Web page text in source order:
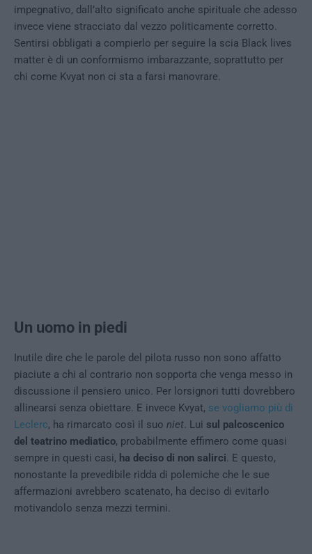
impegnativo, dall’alto significato anche spirituale che adesso
invece viene stracciato dal vezzo politicamente corretto.
Sentirsi obbligati a compierlo per seguire la scia Black lives
matter è di un conformismo imbarazzante, soprattutto per
chi come Kvyat non ci sta a farsi manovrare.
Un uomo in piedi
Inutile dire che le parole del pilota russo non sono affatto
piaciute a chi al contrario non sopporta che venga messo in
discussione il pensiero unico. Per lorsignori tutti dovrebbero
allinearsi senza obiettare. E invece Kvyat, se vogliamo più di
Leclerc, ha rimarcato così il suo niet. Lui sul palcoscenico
del teatrino mediatico, probabilmente effimero come quasi
sempre in questi casi, ha deciso di non salirci. E questo,
nonostante la prevedibile ridda di polemiche che le sue
affermazioni avrebbero scatenato, ha deciso di evitarlo
motivandolo senza mezzi termini.